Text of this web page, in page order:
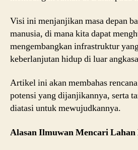
Visi ini menjanjikan masa depan
manusia, di mana kita dapat
mengembangkan infrastruktur
keberlanjutan hidup di luar
Artikel ini akan membahas
potensi yang dijanjikannya, serta
diatasi untuk mewujudkannya.
Alasan Ilmuwan Mencari